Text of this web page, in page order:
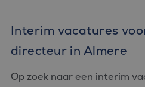
Interim vacatures
directeur in Almere
Op zoek naar een interim